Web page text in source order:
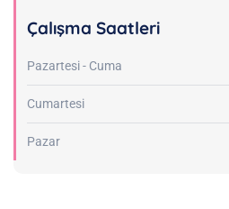
Çalışma Saatleri
Pazartesi - Cuma
Cumartesi
Pazar